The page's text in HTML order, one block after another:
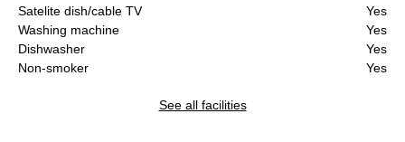
Satelite dish/cable TV
Yes
Washing machine
Yes
Dishwasher
Yes
Non-smoker
Yes
See all facilities